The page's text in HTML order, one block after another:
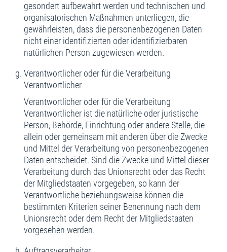
gesondert aufbewahrt werden und technischen und
organisatorischen Maßnahmen unterliegen, die
gewährleisten, dass die personenbezogenen Daten
nicht einer identifizierten oder identifizierbaren
natürlichen Person zugewiesen werden.
Verantwortlicher oder für die Verarbeitung
Verantwortlicher
Verantwortlicher oder für die Verarbeitung
Verantwortlicher ist die natürliche oder juristische
Person, Behörde, Einrichtung oder andere Stelle, die
allein oder gemeinsam mit anderen über die Zwecke
und Mittel der Verarbeitung von personenbezogenen
Daten entscheidet. Sind die Zwecke und Mittel dieser
Verarbeitung durch das Unionsrecht oder das Recht
der Mitgliedstaaten vorgegeben, so kann der
Verantwortliche beziehungsweise können die
bestimmten Kriterien seiner Benennung nach dem
Unionsrecht oder dem Recht der Mitgliedstaaten
vorgesehen werden.